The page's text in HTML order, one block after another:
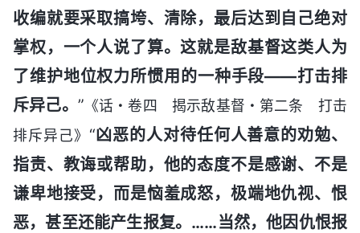
收编就要采取搞垮、清除，最后达到自己绝对
掌权，一个人说了算。这就是敌基督这类人为
了维护地位权力所惯用的一种手段——打击排
斥异己。 ” 《话・卷四 揭示敌基督・第二条 打击
排斥异己》 “凶恶的人对待任何人善意的劝勉、
指责、教诲或帮助，他的态度不是感谢、不是
谦卑地接受，而是恼羞成怒，极端地仇视、恨
恶，甚至还能产生报复。……当然，他因仇恨报